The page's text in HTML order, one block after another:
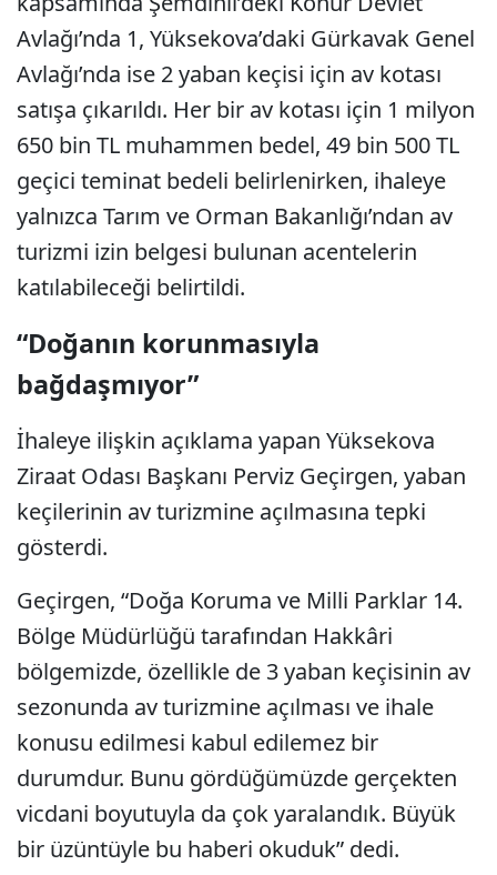
Avlağı’nda 1, Yüksekova’daki Gürkavak Genel
Avlağı’nda ise 2 yaban keçisi için av kotası
satışa çıkarıldı. Her bir av kotası için 1 milyon
650 bin TL muhammen bedel, 49 bin 500 TL
geçici teminat bedeli belirlenirken, ihaleye
yalnızca Tarım ve Orman Bakanlığı’ndan av
turizmi izin belgesi bulunan acentelerin
katılabileceği belirtildi.
“Doğanın korunmasıyla
bağdaşmıyor”
İhaleye ilişkin açıklama yapan Yüksekova
Ziraat Odası Başkanı Perviz Geçirgen, yaban
keçilerinin av turizmine açılmasına tepki
gösterdi.
Geçirgen, “Doğa Koruma ve Milli Parklar 14.
Bölge Müdürlüğü tarafından Hakkâri
bölgemizde, özellikle de 3 yaban keçisinin av
sezonunda av turizmine açılması ve ihale
konusu edilmesi kabul edilemez bir
durumdur. Bunu gördüğümüzde gerçekten
vicdani boyutuyla da çok yaralandık. Büyük
bir üzüntüyle bu haberi okuduk” dedi.